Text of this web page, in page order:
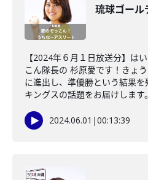
琉球ゴー
【2024年６月１日放送分】は
こん隊長の 杉原愛です！きょ
に進出し、準優勝という結果
キングスの話題をお届けします
2024.06.01 |00:13:39